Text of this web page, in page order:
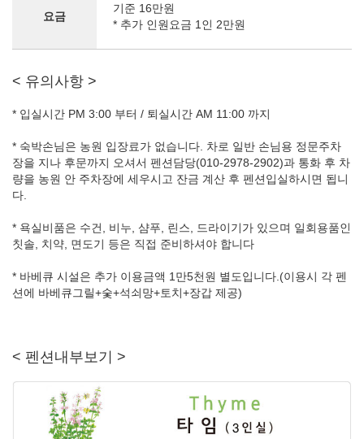
요금
기준 16만원
* 추가 인원요금 1인 2만원
< 유의사항 >
* 입실시간 PM 3:00 부터 / 퇴실시간 AM 11:00 까지
* 숙박손님은 농원 입장료가 없습니다. 차로 일반 손님용 정문주차
장을 지나 후문까지 오셔서 펜션담당(010-2978-2902)과 통화 후 차
량을 농원 안 주차장에 세우시고 잔금 계산 후 펜션입실하시면 됩니
다.
* 욕실비품은 수건, 비누, 샴푸, 린스, 드라이기가 있으며 일회용품인
칫솔, 치약, 면도기 등은 직접 준비하셔야 합니다
* 바베큐 시설은 추가 이용금액 1만5천원 별도입니다.(이용시 각 펜
션에 바베큐그릴+숯+석쇠망+토치+장갑 제공)
< 펜션내부보기 >